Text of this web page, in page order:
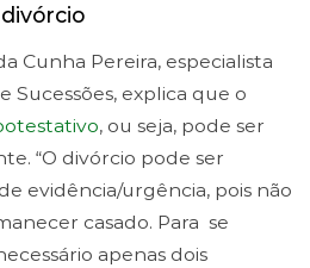
Cunha Pereira, especialista
Sucessões, explica que o
, ou seja, pode ser
“O divórcio pode ser
evidência/urgência, pois não
casado. Para se
apenas dois